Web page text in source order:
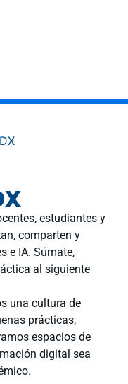
estudiantes y
comparten y
e IA. Súmate,
al siguiente
una cultura de
prácticas,
espacios de
digital sea